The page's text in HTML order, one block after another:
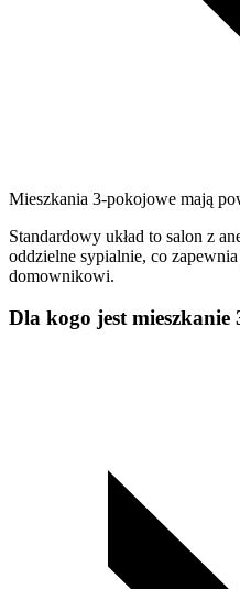
Mieszkania 3-pokojowe mają
Standardowy układ to salon z
oddzielne sypialnie, co
domownikowi.
Dla kogo jest mieszkanie